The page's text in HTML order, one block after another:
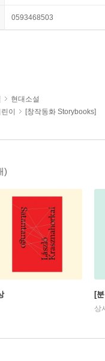
0593468503
현대소설
이 [창작동화 Storybooks]
)
[
상